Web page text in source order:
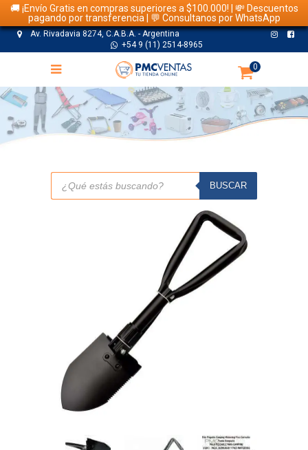
🚚 ¡Envío Gratis en compras superiores a $100.000! | 💸 Descuentos
pagando por transferencia | 💬 Consultanos por WhatsApp
Av. Rivadavia 8274, C.A.B.A. - Argentina
+54 9 (11) 2514-8965
0
TIENDA
Búsqueda
productos
BUSCAR